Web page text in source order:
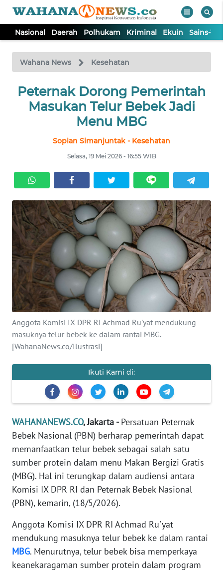
Nasional Daerah Polhukam Kriminal Ekuin Sains-
Wahana News Kesehatan
Peternak Dorong Pemerintah
Masukan Telur Bebek Jadi
Menu MBG
Sopian Simanjuntak - Kesehatan
Selasa, 19 Mei 2026 - 16:55 WIB
Anggota Komisi IX DPR RI Achmad Ru'yat mendukung
masuknya telur bebek ke dalam rantai MBG.
[WahanaNews.co/Ilustrasi]
Ikuti Kami di:
WAHANANEWS.CO, Jakarta -Persatuan Peternak
Bebek Nasional (PBN) berharap pemerintah dapat
memanfaatkan telur bebek sebagai salah satu
sumber protein dalam menu Makan Bergizi Gratis
(MBG). Hal ini terungkap dalam audiensi antara
Komisi IX DPR RI dan Peternak Bebek Nasional
(PBN), kemarin, (18/5/2026).
Anggota Komisi IX DPR RI Achmad Ru'yat
mendukung masuknya telur bebek ke dalam rantai
MBG. Menurutnya, telur bebek bisa memperkaya
keanekaragaman sumber protein dalam program
TV
Tutup
NASIONAL
POLHUKAM
KRIMINAL
EKUIN
SAINS-TEKNO
KESEHATAN
INTERNASIONAL
SERBA-SERBI
PENDIDIKAN
EDITORIAL
Informasi
INDEKS
BERITA
KONTAK
KAMI
INFO
IKLAN